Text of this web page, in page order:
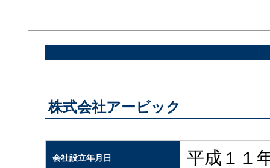
株式会社アービック
会社設立年月日 平成１１